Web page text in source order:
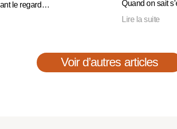
le regard…
Quand on sait
Lire la suite
Voir d’autres articles